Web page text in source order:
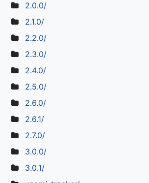
2.0.0/
2.1.0/
2.2.0/
2.3.0/
2.4.0/
2.5.0/
2.6.0/
2.6.1/
2.7.0/
3.0.0/
3.0.1/